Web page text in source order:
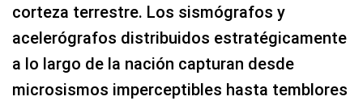
corteza terrestre. Los sismógrafos y
acelerógrafos distribuidos estratégicamente
a lo largo de la nación capturan desde
microsismos imperceptibles hasta temblores